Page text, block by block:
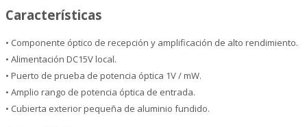
Características
• Componente óptico de recepción y amplificación de alto rendimiento.
• Alimentación DC15V local.
• Puerto de prueba de potencia óptica 1V / mW.
• Amplio rango de potencia óptica de entrada.
• Cubierta exterior pequeña de aluminio fundido.